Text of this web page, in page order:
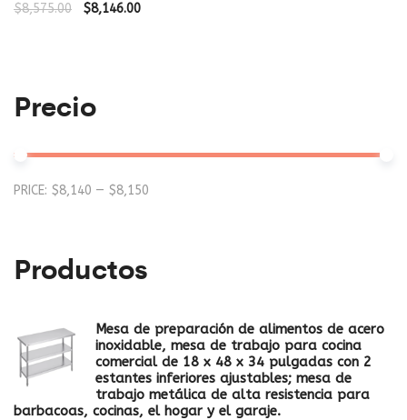
$8,575.00 $8,146.00
Precio
PRICE: $8,140 — $8,150
Productos
Mesa de preparación de alimentos de acero
inoxidable, mesa de trabajo para cocina
comercial de 18 x 48 x 34 pulgadas con 2
estantes inferiores ajustables; mesa de
trabajo metálica de alta resistencia para
barbacoas, cocinas, el hogar y el garaje.